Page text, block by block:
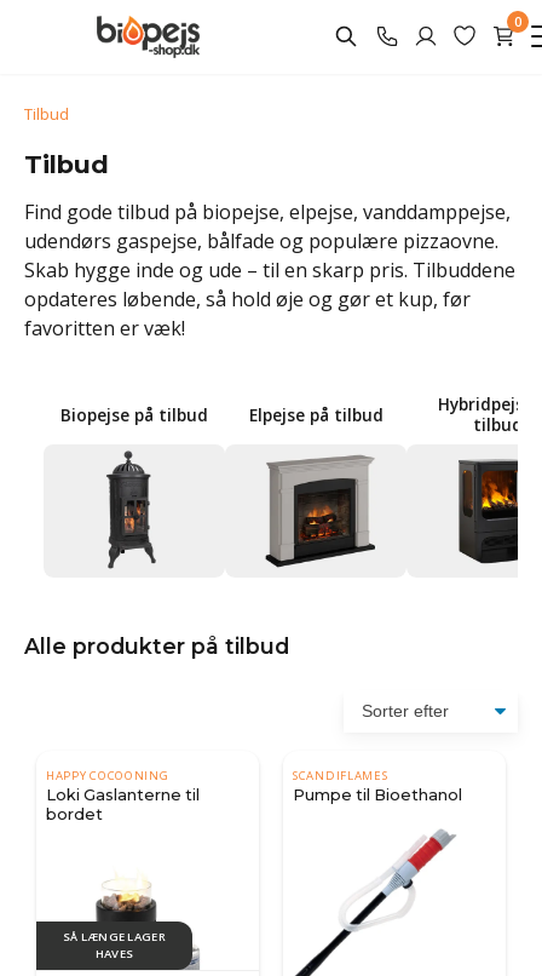
0
Tilbud
Tilbud
Find gode tilbud på biopejse, elpejse, vanddamppejse,
udendørs gaspejse, bålfade og populære pizzaovne.
Skab hygge inde og ude – til en skarp pris. Tilbuddene
opdateres løbende, så hold øje og gør et kup, før
favoritten er væk!
Biopejse på tilbud Elpejse på tilbud
Hybridpejse
tilbud
Alle produkter på tilbud
HAPPY COCOONING
Loki Gaslanterne til
bordet
SÅ LÆNGE LAGER
HAVES
SCANDIFLAMES
Pumpe til Bioethanol